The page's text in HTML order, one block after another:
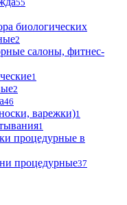
55
биологических
2
салоны, фитнес-
1
2
46
варежки)1
1
процедурные в
процедурные37